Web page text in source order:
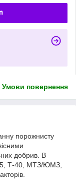
Умови повернення
порожнисту
добрив. В
25, Т-40, МТЗ/ЮМЗ,